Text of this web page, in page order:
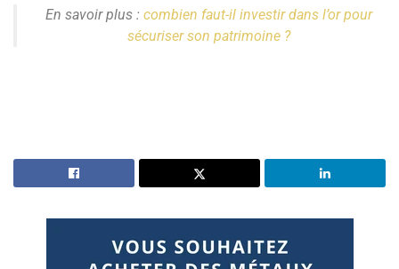
En savoir plus : combien faut-il investir dans l’or pour
sécuriser son patrimoine ?